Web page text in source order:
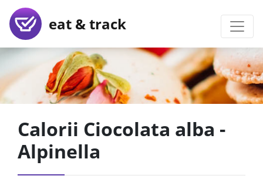
eat & track
Calorii Ciocolata alba -
Alpinella